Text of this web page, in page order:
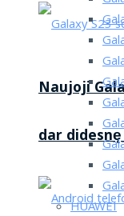
Naujoji
dar
HUAWEI